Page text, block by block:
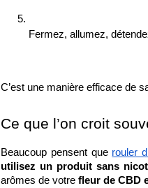
Fermez, allumez,
C’est une manière efficace de
Ce que l’on croit
Beaucoup pensent que rouler
utilisez un produit sans
arômes de votre fleur de CBD